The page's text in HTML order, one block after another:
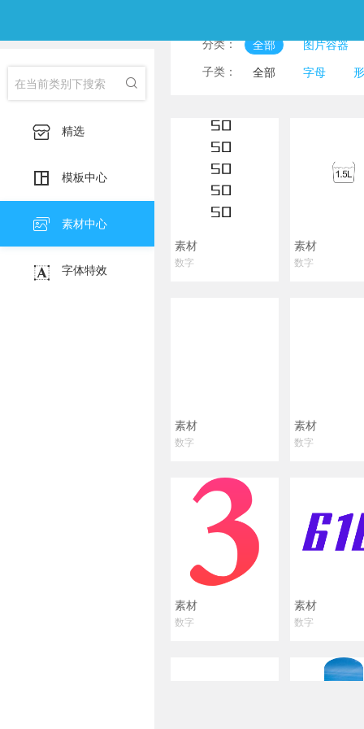

 精选
 模板中心
 素材中心
 字体特效
分类： 全部
图片容器
子类：
全部 字母
交通出行
素材
数字
素材
数字
素材
数字
素材
数字
素材
数字
素材
数字